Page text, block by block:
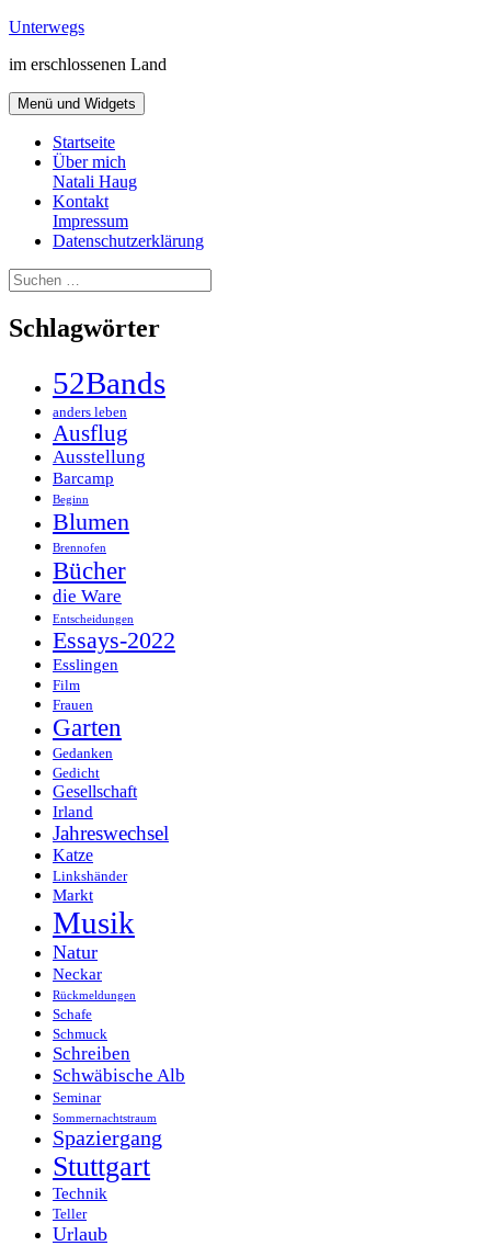
Zum
springen
Unterwegs
im erschlossenen Land
Menü und Widgets
Startseite
Über mich
Natali Haug
Kontakt
Impressum
Datenschutzerklärung
Suchen
nach:
Schlagwörter
52Bands
anders leben
Ausflug
Ausstellung
Barcamp
Beginn
Blumen
Brennofen
Bücher
die Ware
Entscheidungen
Essays-2022
Esslingen
Film
Frauen
Garten
Gedanken
Gedicht
Gesellschaft
Irland
Jahreswechsel
Katze
Linkshänder
Markt
Musik
Natur
Neckar
Rückmeldungen
Schafe
Schmuck
Schreiben
Schwäbische Alb
Seminar
Sommernachtstraum
Spaziergang
Stuttgart
Technik
Teller
Urlaub